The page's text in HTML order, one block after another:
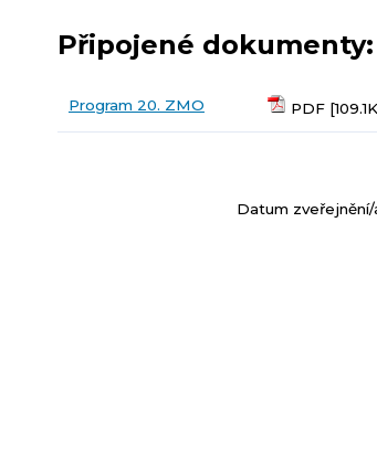
Připojené dokumenty:
Program 20. ZMO PDF
Datum zveřejnění/